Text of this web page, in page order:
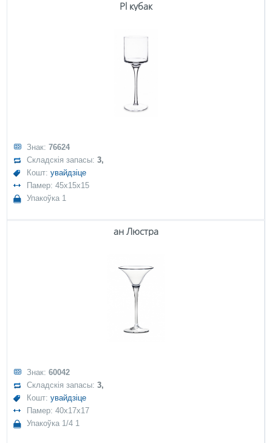
Pl кубак
Знак:76624
Складскія запасы:3,
Кошт:увайдзіце
Памер: 45x15x15
Упакоўка 1
ан Люстра
Знак:60042
Складскія запасы:3,
Кошт:увайдзіце
Памер: 40x17x17
Упакоўка 1/4 1